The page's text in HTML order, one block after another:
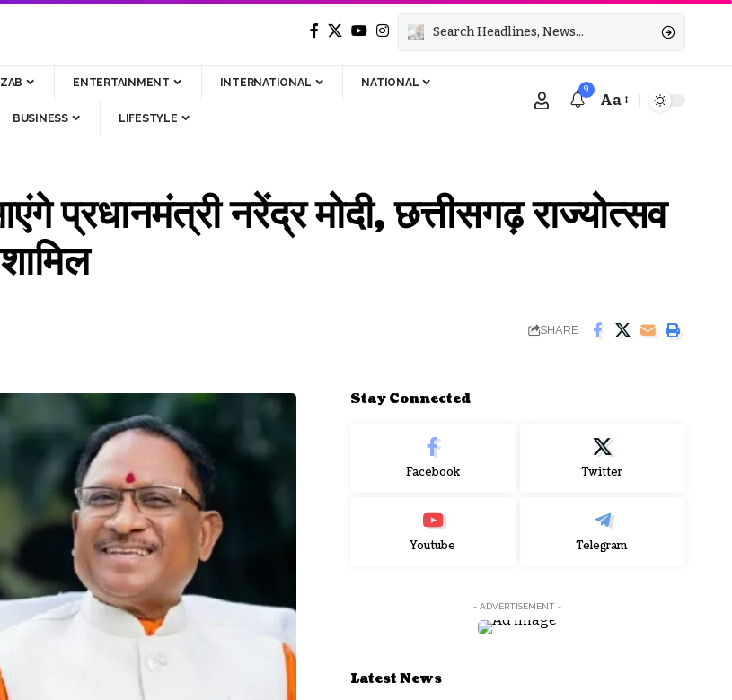
ENTERTAINMENT INTERNATIONAL NATIONAL
BUSINESS LIFESTYLE
9
Aa
नरेंद्र मोदी, छत्तीसगढ़ राज्योत्सव
SHARE
Stay Connected
Facebook Twitter
Youtube Telegram
- ADVERTISEMENT -
Latest News